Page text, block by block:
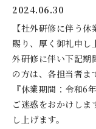
2024.06.30
【社外研修に伴う
賜り、厚く御礼申し
外研修に伴い下記期
の方は、各担当者ま
『休業期間：令和6
ご迷惑をおかけしま
し上げます。